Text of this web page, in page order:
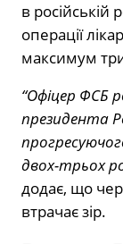
в російській
операції
максимум
“Офіцер ФСБ
президента
двох-трьох
додає, що
втрачає зір.